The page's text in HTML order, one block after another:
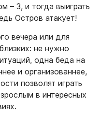
– 3, и тогда выиграть
Остров атакует!
вечера или для
не нужно
одна беда на
и организованнее,
позволят играть
в интересных